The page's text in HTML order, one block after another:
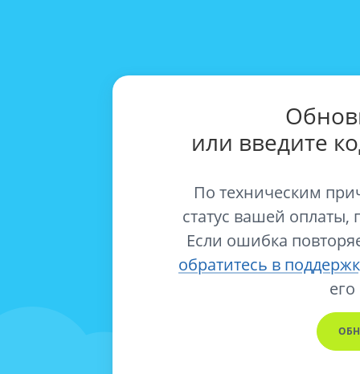
или введите
По техническим
статус вашей оплаты,
Если ошибка
обратитесь в
его